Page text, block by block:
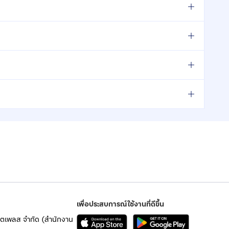
เพลส จำกัด (สำนักงาน
เพื่อประสบการณ์ใช้งานที่ดีขึ้น